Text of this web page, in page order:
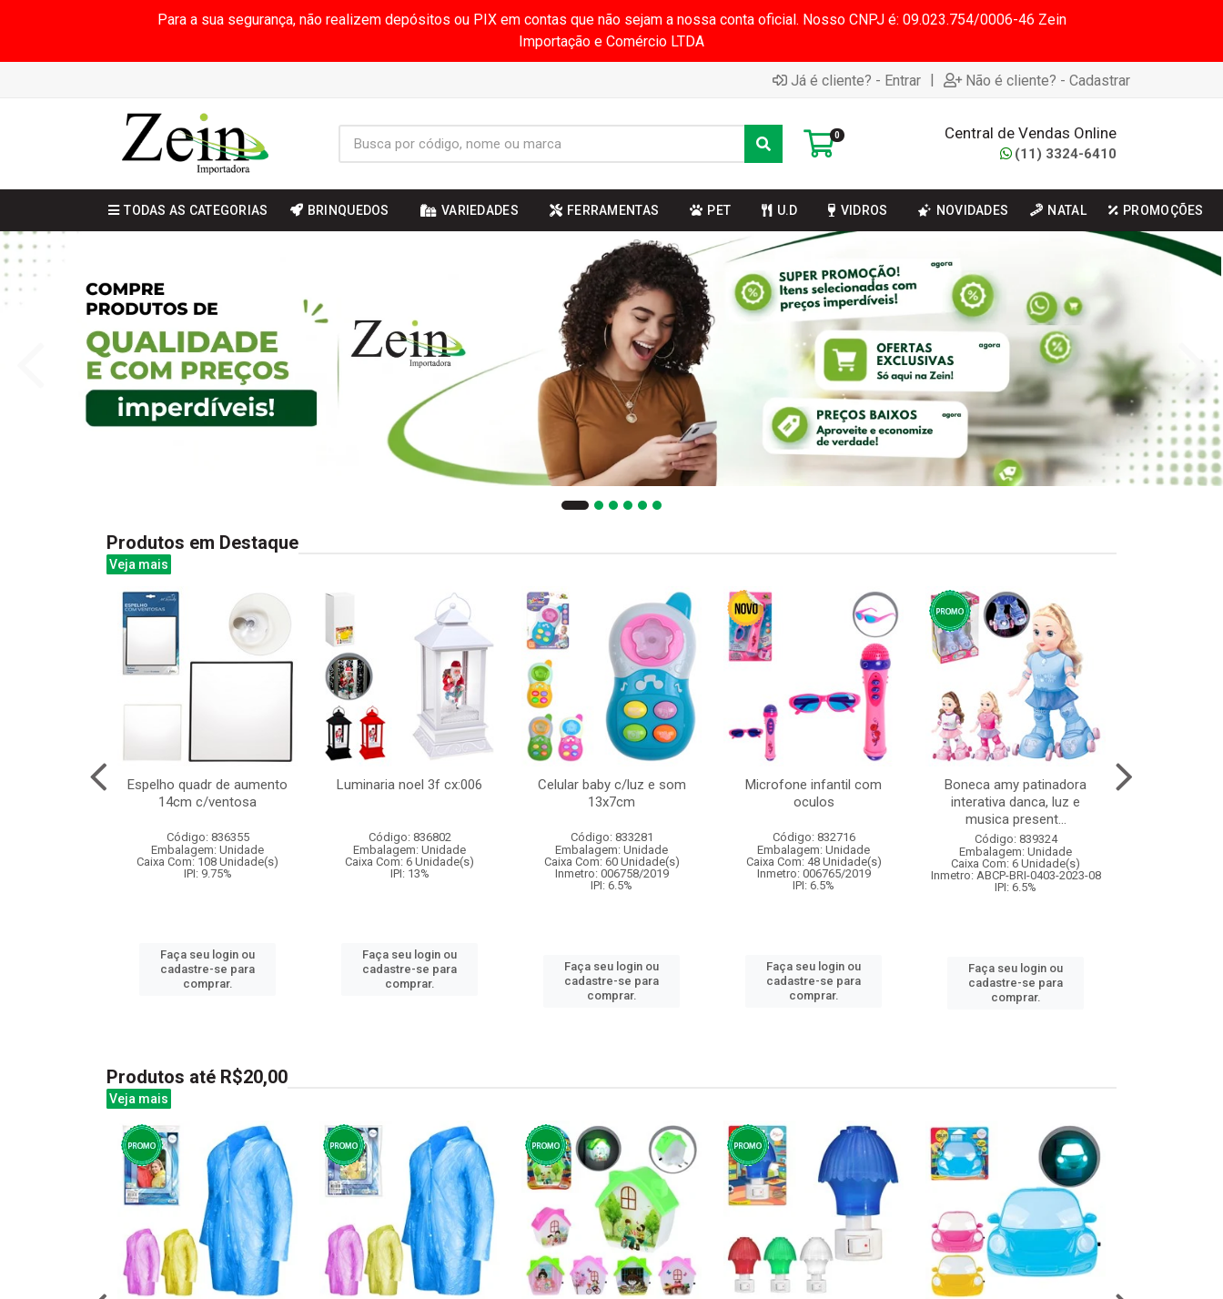
Para a sua segurança, não realizem depósitos ou PIX em contas que não sejam a nossa conta oficial. Nosso CNPJ é: 09.023.754/0006-46 Zein
Importação e Comércio LTDA
Já é cliente? - Entrar | Não é cliente? - Cadastrar
0 Central de Vendas Online
(11) 3324-6410
TODAS AS CATEGORIAS BRINQUEDOS VARIEDADES FERRAMENTAS PET U.D VIDROS NOVIDADES NATAL PROMOÇÕES
Produtos em Destaque
Veja mais
Espelho quadr de aumento
14cm c/ventosa
Código: 836355
Embalagem: Unidade
Caixa Com: 108 Unidade(s)
IPI: 9.75%
Faça seu login ou
cadastre-se para
comprar.
Luminaria noel 3f cx:006
Código: 836802
Embalagem: Unidade
Caixa Com: 6 Unidade(s)
IPI: 13%
Faça seu login ou
cadastre-se para
comprar.
Celular baby c/luz e som
13x7cm
Código: 833281
Embalagem: Unidade
Caixa Com: 60 Unidade(s)
Inmetro: 006758/2019
IPI: 6.5%
Faça seu login ou
cadastre-se para
comprar.
Microfone infantil com
oculos
Código: 832716
Embalagem: Unidade
Caixa Com: 48 Unidade(s)
Inmetro: 006765/2019
IPI: 6.5%
Faça seu login ou
cadastre-se para
comprar.
Boneca amy patinadora
interativa danca, luz e
musica present...
Código: 839324
Embalagem: Unidade
Caixa Com: 6 Unidade(s)
Inmetro: ABCP-BRI-0403-2023-08
IPI: 6.5%
Faça seu login ou
cadastre-se para
comprar.
Produtos até R$20,00
Veja mais